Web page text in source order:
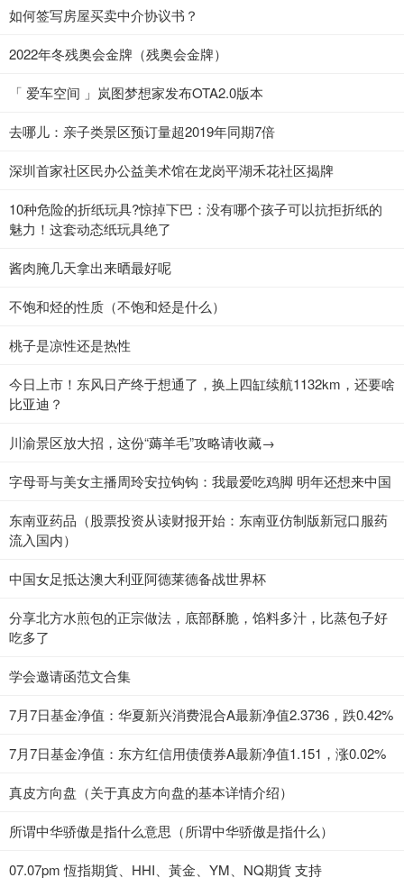
如何签写房屋买卖中介协议书？
2022年冬残奥会金牌（残奥会金牌）
「 爱车空间 」岚图梦想家发布OTA2.0版本
去哪儿：亲子类景区预订量超2019年同期7倍
深圳首家社区民办公益美术馆在龙岗平湖禾花社区揭牌
10种危险的折纸玩具?惊掉下巴：没有哪个孩子可以抗拒折纸的
魅力！这套动态纸玩具绝了
酱肉腌几天拿出来晒最好呢
不饱和烃的性质（不饱和烃是什么）
桃子是凉性还是热性
今日上市！东风日产终于想通了，换上四缸续航1132km，还要啥
比亚迪？
川渝景区放大招，这份“薅羊毛”攻略请收藏→
字母哥与美女主播周玲安拉钩钩：我最爱吃鸡脚 明年还想来中国
东南亚药品（股票投资从读财报开始：东南亚仿制版新冠口服药
流入国内）
中国女足抵达澳大利亚阿德莱德备战世界杯
分享北方水煎包的正宗做法，底部酥脆，馅料多汁，比蒸包子好
吃多了
学会邀请函范文合集
7月7日基金净值：华夏新兴消费混合A最新净值2.3736，跌0.42%
7月7日基金净值：东方红信用债债券A最新净值1.151，涨0.02%
真皮方向盘（关于真皮方向盘的基本详情介绍）
所谓中华骄傲是指什么意思（所谓中华骄傲是指什么）
07.07pm 恆指期貨、HHI、黃金、YM、NQ期貨 支持